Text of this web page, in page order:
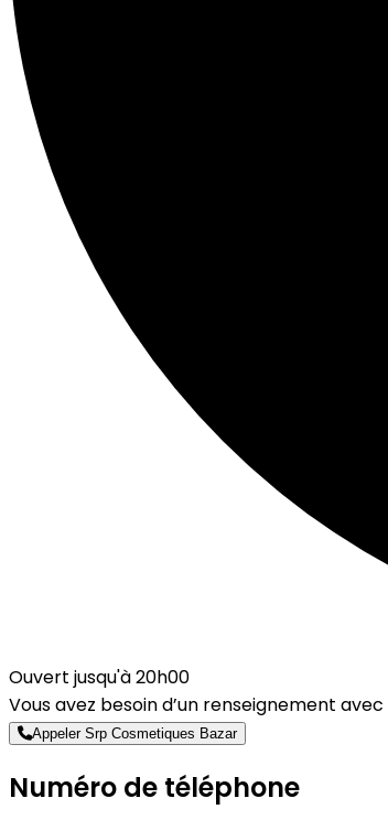
Ouvert jusqu'à 20h00
Vous avez besoin d’un renseignement avec
Appeler Srp Cosmetiques Bazar
Numéro de téléphone